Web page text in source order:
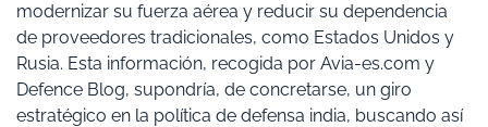
modernizar su fuerza aérea y reducir su dependencia
de proveedores tradicionales, como Estados Unidos y
Rusia. Esta información, recogida por Avia-es.com y
Defence Blog, supondría, de concretarse, un giro
estratégico en la política de defensa india, buscando así